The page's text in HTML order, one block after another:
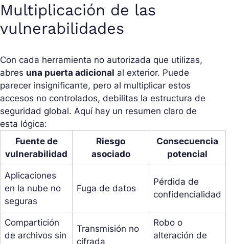
Multiplicación de las
vulnerabilidades
Con cada herramienta no autorizada que utilizas,
abres una puerta adicional al exterior. Puede
parecer insignificante, pero al multiplicar estos
accesos no controlados, debilitas la estructura de
seguridad global. Aquí hay un resumen claro de
esta lógica:
Fuente de
vulnerabilidad
Riesgo
asociado
Consecuencia
potencial
Aplicaciones
en la nube no
seguras
Fuga de datos
Pérdida de
confidencialidad
Compartición
de archivos sin
Transmisión no
cifrada
Robo o
alteración de